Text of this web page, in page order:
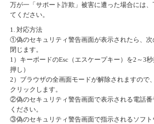
万が一「サポート詐欺」被害に遭った場合には
てください。
1. 対応方法
①偽のセキュリティ警告画面が表示されたら、次
閉じます。
1）キーボードのEsc（エスケープキー）を2～3
押し）
2）ブラウザの全画面モードが解除されますので
クリックします。
②偽のセキュリティ警告画面で表示される電話
ください。
③偽のセキュリティ警告画面で指示されるソフト